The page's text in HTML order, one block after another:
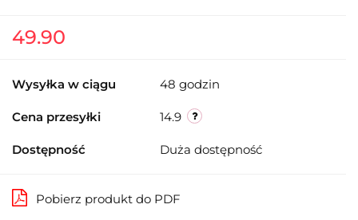
49.90
Wysyłka w ciągu 48 godzin
Cena przesyłki 14.9
Dostępność Duża dostępność
Pobierz produkt do PDF